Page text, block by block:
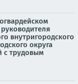
внутригородского
округа
с трудовым